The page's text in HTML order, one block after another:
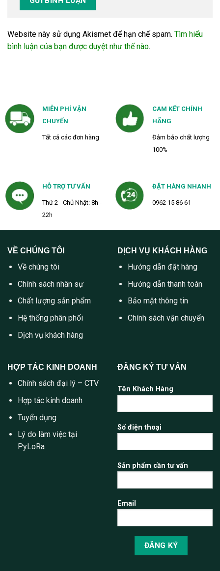
Website này sử dụng Akismet để hạn chế spam. Tìm hiểu
bình luận của bạn được duyệt như thế nào.
MIỄN PHÍ VẬN
CHUYỂN
Tất cả các đơn hàng
CAM KẾT CHÍNH
HÃNG
Đảm bảo chất lượng
100%
HỖ TRỢ TƯ VẤN
Thứ 2 - Chủ Nhật: 8h -
22h
ĐẶT HÀNG NHANH
0962 15 86 61
VỀ CHÚNG TÔI
Về chúng tôi
Chính sách nhân sự
Chất lượng sản phẩm
Hệ thống phân phối
Dịch vụ khách hàng
DỊCH VỤ KHÁCH HÀNG
Hướng dẫn đặt hàng
Hướng dẫn thanh toán
Bảo mật thông tin
Chính sách vận chuyển
HỢP TÁC KINH DOANH
Chính sách đại lý – CTV
Hợp tác kinh doanh
Tuyển dụng
Lý do làm việc tại
PyLoRa
ĐĂNG KÝ TƯ VẤN
Tên Khách Hàng
Số điện thoại
Sản phẩm cần tư vấn
Email